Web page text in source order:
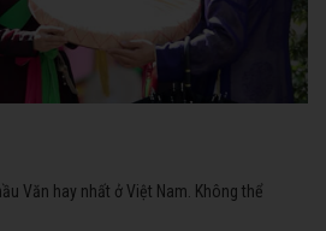
Văn hay nhất ở Việt Nam. Không thể